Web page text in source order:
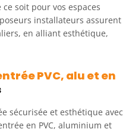
soit pour vos espaces
installateurs assurent
en alliant esthétique,
PVC, alu et en
sécurisée et esthétique avec
en PVC, aluminium et